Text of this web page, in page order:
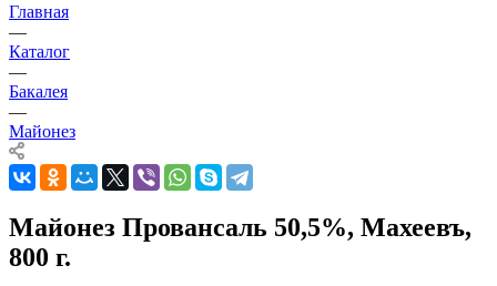
Главная
—
Каталог
—
Бакалея
—
Майонез
Майонез Провансаль 50,5%, Махеевъ,
800 г.